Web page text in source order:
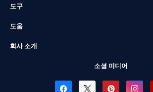
도구
도움
회사 소개
소셜 미디어